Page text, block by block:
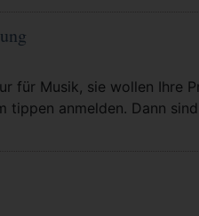
für Musik, sie wollen Ihre
tippen anmelden. Dann